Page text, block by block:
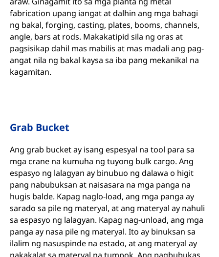
fabrication upang iangat at dalhin ang mga bahagi
ng bakal, forging, casting, plates, booms, channels,
angle, bars at rods. Makakatipid sila ng oras at
pagsisikap dahil mas mabilis at mas madali ang pag-
angat nila ng bakal kaysa sa iba pang mekanikal na
kagamitan.
Grab Bucket
Ang grab bucket ay isang espesyal na tool para sa
mga crane na kumuha ng tuyong bulk cargo. Ang
espasyo ng lalagyan ay binubuo ng dalawa o higit
pang nabubuksan at naisasara na mga panga na
hugis balde. Kapag naglo-load, ang mga panga ay
sarado sa pile ng materyal, at ang materyal ay nahuli
sa espasyo ng lalagyan. Kapag nag-unload, ang mga
panga ay nasa pile ng materyal. Ito ay binuksan sa
ilalim ng nasuspinde na estado, at ang materyal ay
nakakalat sa materyal na tumpok. Ang pagbubukas